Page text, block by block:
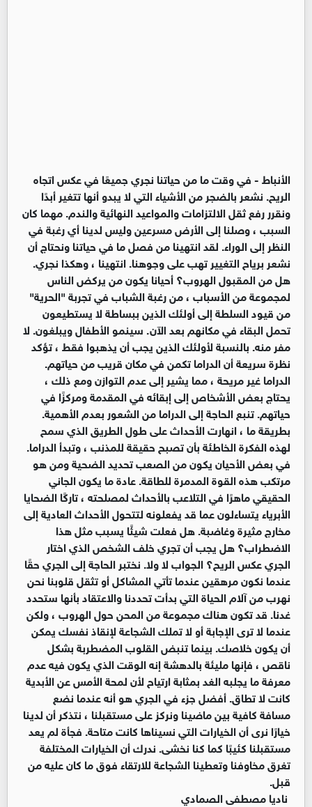
الأنباط -في وقت ما من حياتنا نجري جميعًا في عكس اتجاه
الريح. نشعر بالضجر من الأشياء التي لا يبدو أنها تتغير أبدًا
ونقرر رفع ثقل الالتزامات والمواعيد النهائية والندم. مهما كان
السبب ، وصلنا إلى الأرض مسرعين وليس لدينا أي رغبة في
النظر إلى الوراء. لقد انتهينا من فصل ما في حياتنا ونحتاج أن
نشعر برياح التغيير تهب على وجوهنا. انتهينا ، وهكذا نجري.
هل من المقبول الهروب؟ أحيانا يكون من يركض الناس
لمجموعة من الأسباب ، من رغبة الشباب في تجربة "الحرية"
من قيود السلطة إلى أولئك الذين ببساطة لا يستطيعون
تحمل البقاء في مكانهم بعد الآن. سينمو الأطفال ويبلغون. لا
مفر منه. بالنسبة لأولئك الذين يجب أن يذهبوا فقط ، تؤكد
نظرة سريعة أن الدراما تكمن في مكان قريب من حياتهم.
الدراما غير مريحة ، مما يشير إلى عدم التوازن ومع ذلك ،
يحتاج بعض الأشخاص إلى إبقائه في المقدمة ومركزًا في
حياتهم. تنبع الحاجة إلى الدراما من الشعور بعدم الأهمية.
بطريقة ما ، انهارت الأحداث على طول الطريق الذي سمح
لهذه الفكرة الخاطئة بأن تصبح حقيقة للمذنب ، وتبدأ الدراما.
في بعض الأحيان يكون من الصعب تحديد الضحية ومن هو
مرتكب هذه القوة المدمرة للطاقة. عادة ما يكون الجاني
الحقيقي ماهرًا في التلاعب بالأحداث لمصلحته ، تاركًا الضحايا
الأبرياء يتساءلون عما قد يفعلونه لتتحول الأحداث العادية إلى
مخارج مثيرة وغاضبة. هل فعلت شيئًا يسبب مثل هذا
الاضطراب؟ هل يجب أن تجري خلف الشخص الذي اختار
الجري عكس الريح؟ الجواب لا ولا. نختبر الحاجة إلى الجري حقًا
عندما نكون مرهقين عندما تأتي المشاكل أو تثقل قلوبنا نحن
نهرب من آلام الحياة التي بدأت تحددنا والاعتقاد بأنها ستحدد
غدنا. قد تكون هناك مجموعة من المحن حول الهروب ، ولكن
عندما لا ترى الإجابة أو لا تملك الشجاعة لإنقاذ نفسك يمكن
أن يكون خلاصك. بينما تنبض القلوب المضطربة بشكل
ناقص ، فإنها مليئة بالدهشة إنه الوقت الذي يكون فيه عدم
معرفة ما يجلبه الغد بمثابة ارتياح لأن لمحة الأمس عن الأبدية
كانت لا تطاق. أفضل جزء في الجري هو أنه عندما نضع
مسافة كافية بين ماضينا ونركز على مستقبلنا ، نتذكر أن لدينا
خيارًا نرى أن الخيارات التي نسيناها كانت متاحة. فجأة لم يعد
مستقبلنا كئيبًا كما كنا نخشى. ندرك أن الخيارات المختلفة
تغرق مخاوفنا وتعطينا الشجاعة للارتقاء فوق ما كان عليه من
قبل.
ناديا مصطفى الصمادي